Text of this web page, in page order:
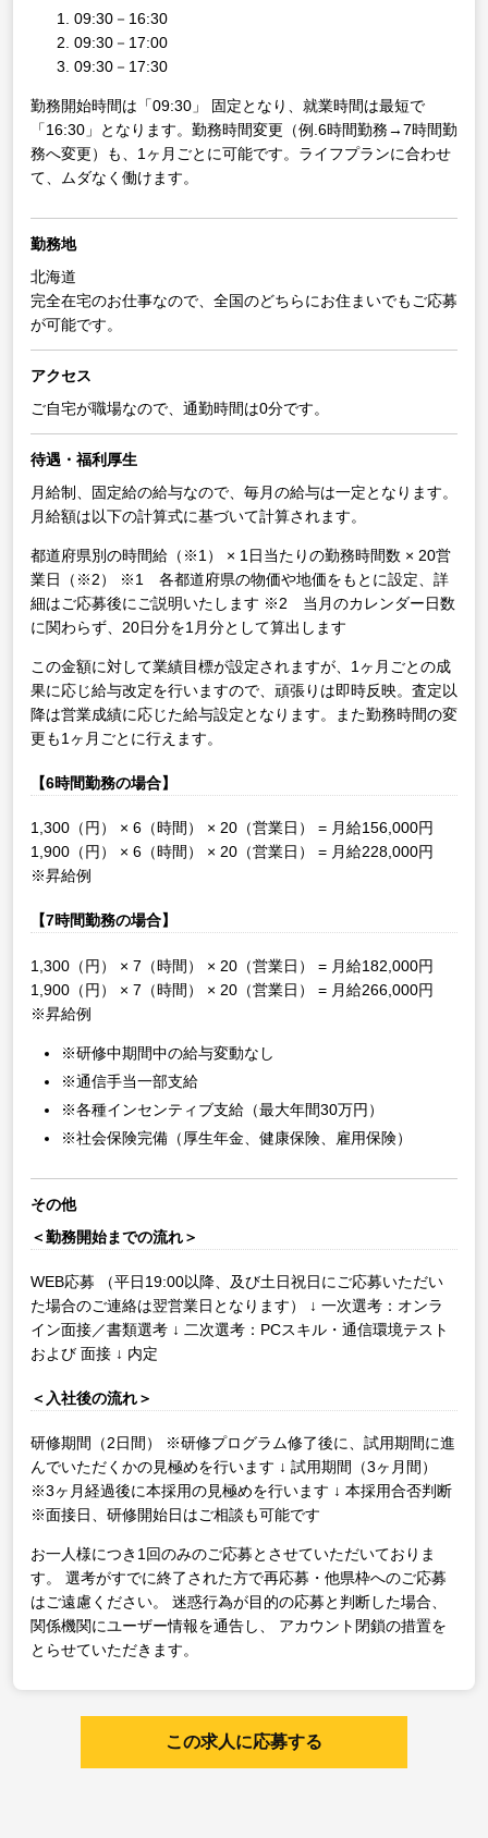
09:30－16:30
09:30－17:00
09:30－17:30
勤務開始時間は「09:30」 固定となり、就業時間は最短で
「16:30」となります。勤務時間変更（例.6時間勤務→7時間勤
務へ変更）も、1ヶ月ごとに可能です。ライフプランに合わせ
て、ムダなく働けます。
勤務地
北海道
完全在宅のお仕事なので、全国のどちらにお住まいでもご応募
が可能です。
アクセス
ご自宅が職場なので、通勤時間は0分です。
待遇・福利厚生
月給制、固定給の給与なので、毎月の給与は一定となります。
月給額は以下の計算式に基づいて計算されます。
都道府県別の時間給（※1） × 1日当たりの勤務時間数 × 20営
業日（※2）
※1 各都道府県の物価や地価をもとに設定、詳
細はご応募後にご説明いたします ※2 当月のカレンダー日数
に関わらず、20日分を1月分として算出します
この金額に対して業績目標が設定されますが、1ヶ月ごとの成
果に応じ給与改定を行いますので、頑張りは即時反映。査定以
降は営業成績に応じた給与設定となります。また勤務時間の変
更も1ヶ月ごとに行えます。
【6時間勤務の場合】
1,300（円） × 6（時間） × 20（営業日） = 月給156,000円
1,900（円） × 6（時間） × 20（営業日） = 月給228,000円
※昇給例
【7時間勤務の場合】
1,300（円） × 7（時間） × 20（営業日） = 月給182,000円
1,900（円） × 7（時間） × 20（営業日） = 月給266,000円
※昇給例
※研修中期間中の給与変動なし
※通信手当一部支給
※各種インセンティブ支給（最大年間30万円）
※社会保険完備（厚生年金、健康保険、雇用保険）
その他
＜勤務開始までの流れ＞
WEB応募 （平日19:00以降、及び土日祝日にご応募いただい
た場合のご連絡は翌営業日となります）
↓ 一次選考：オンラ
イン面接／書類選考 ↓ 二次選考：PCスキル・通信環境テスト
および 面接 ↓ 内定
＜入社後の流れ＞
研修期間（2日間）
※研修プログラム修了後に、試用期間に進
んでいただくかの見極めを行います ↓ 試用期間（3ヶ月間）
※3ヶ月経過後に本採用の見極めを行います ↓ 本採用合否判断
※面接日、研修開始日はご相談も可能です
お一人様につき1回のみのご応募とさせていただいておりま
す。
選考がすでに終了された方で再応募・他県枠へのご応募
はご遠慮ください。
迷惑行為が目的の応募と判断した場合、
関係機関にユーザー情報を通告し、
アカウント閉鎖の措置を
とらせていただきます。
この求人に応募する